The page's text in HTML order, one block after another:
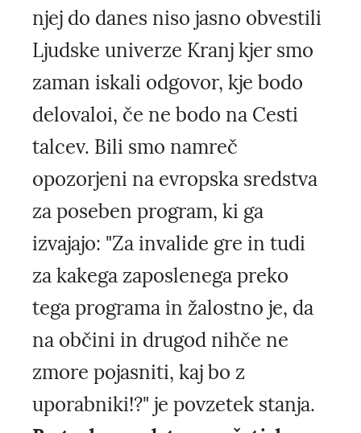
njej do danes niso jasno obvestili
Ljudske univerze Kranj kjer smo
zaman iskali odgovor, kje bodo
delovaloi, če ne bodo na Cesti
talcev. Bili smo namreč
opozorjeni na evropska sredstva
za poseben program, ki ga
izvajajo: "Za invalide gre in tudi
za kakega zaposlenega preko
tega programa in žalostno je, da
na občini in drugod nihče ne
zmore pojasniti, kaj bo z
uporabniki!?" je povzetek stanja.